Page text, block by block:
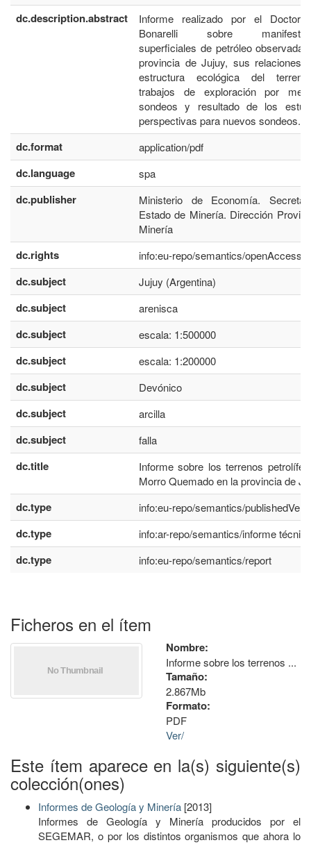
dc.description.abstract
Informe realizado por el Doctor
Bonarelli sobre
superficiales de petróleo
provincia de Jujuy, sus relaciones
estructura ecológica del
trabajos de exploración por
sondeos y resultado de los
perspectivas para nuevos sondeos.
dc.format application/pdf
dc.language spa
dc.publisher
Ministerio de Economía.
Estado de Minería. Dirección
Minería
dc.rights info:eu-repo/semantics/openAccess
dc.subject Jujuy (Argentina)
dc.subject arenisca
dc.subject escala: 1:500000
dc.subject escala: 1:200000
dc.subject Devónico
dc.subject arcilla
dc.subject falla
dc.title
Informe sobre los terrenos
Morro Quemado en la provincia de
dc.type info:eu-repo/semantics/
dc.type info:ar-repo/semantics/informe técnico
dc.type info:eu-repo/semantics/report
Ficheros en el ítem
Nombre:
Informe sobre los terrenos ...
Tamaño:
2.867Mb
Formato:
PDF
Ver/
Este ítem aparece en la(s) siguiente(s)
colección(ones)
Informes de Geología y Minería [2013]
Informes de Geología y Minería producidos por el
SEGEMAR, o por los distintos organismos que ahora lo